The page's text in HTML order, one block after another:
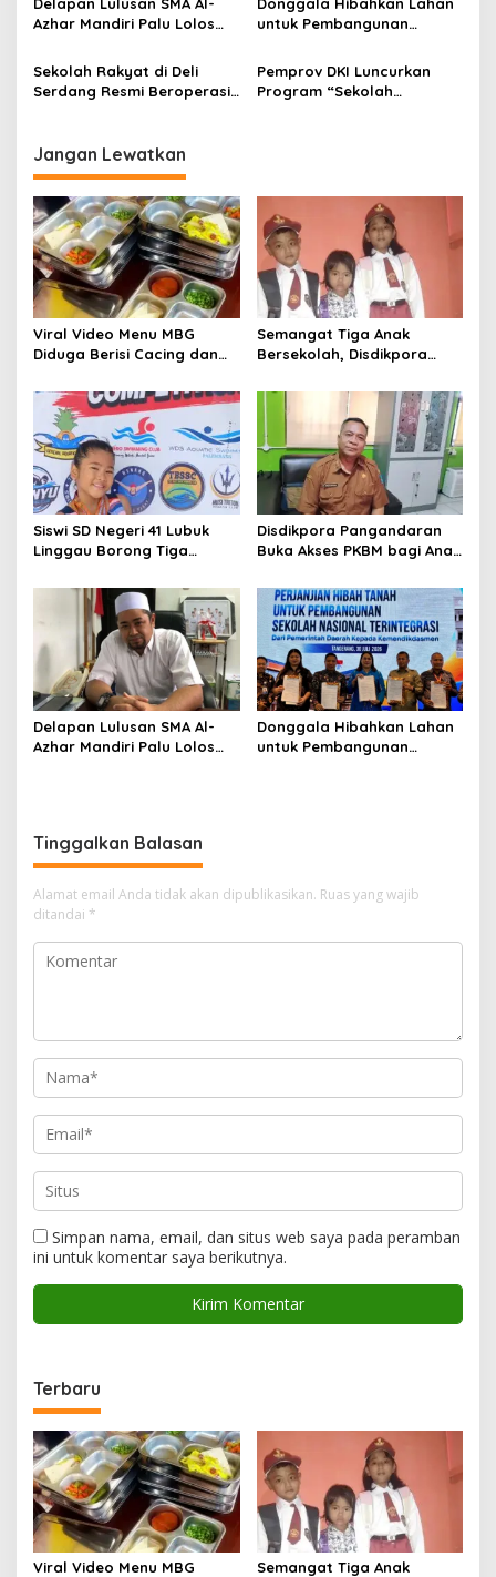
Indonesia Palembang
Azhar Mandiri Palu Lolos
Favorit
untuk Pembangunan
Terintegrasi
Sekolah Rakyat di Deli
Serdang Resmi Beroperasi,
Pemprov DKI Luncurkan
Program “Sekolah
Jangan Lewatkan
Viral Video Menu MBG
Diduga Berisi Cacing dan
Lakukan Investigasi
Semangat Tiga Anak
Bersekolah, Disdikpora
Pendidikan Terpenuhi
Siswi SD Negeri 41 Lubuk
Linggau Borong Tiga
Kejuaraan Akuatik
Indonesia Palembang
Disdikpora Pangandaran
Buka Akses PKBM bagi Anak
Delapan Lulusan SMA Al-
Azhar Mandiri Palu Lolos
Donggala Hibahkan Lahan
untuk Pembangunan
Tinggalkan Balasan
Alamat email Anda tidak akan dipublikasikan. Ruas yang wajib
ditandai *
Simpan nama, email, dan situs web saya pada peramban
ini untuk komentar saya berikutnya.
Terbaru
Viral Video Menu MBG
Semangat Tiga Anak